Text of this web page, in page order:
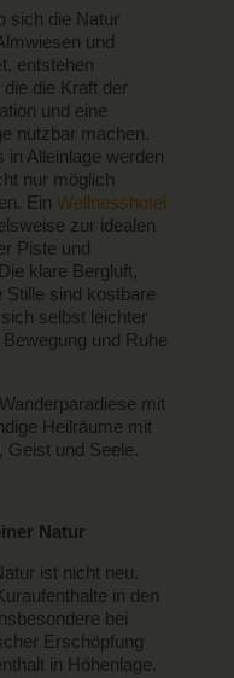
sich die Natur
und
entstehen
die Kraft der
und eine
nutzbar machen.
Alleinlage werden
nur möglich
Ein Wellnesshotel
zur idealen
Piste und
klare Bergluft,
Stille sind kostbare
selbst leichter
und Ruhe
mit
Heilräume mit
Geist und Seele.
Natur
ist nicht neu.
in den
bei
Erschöpfung
in Höhenlage.